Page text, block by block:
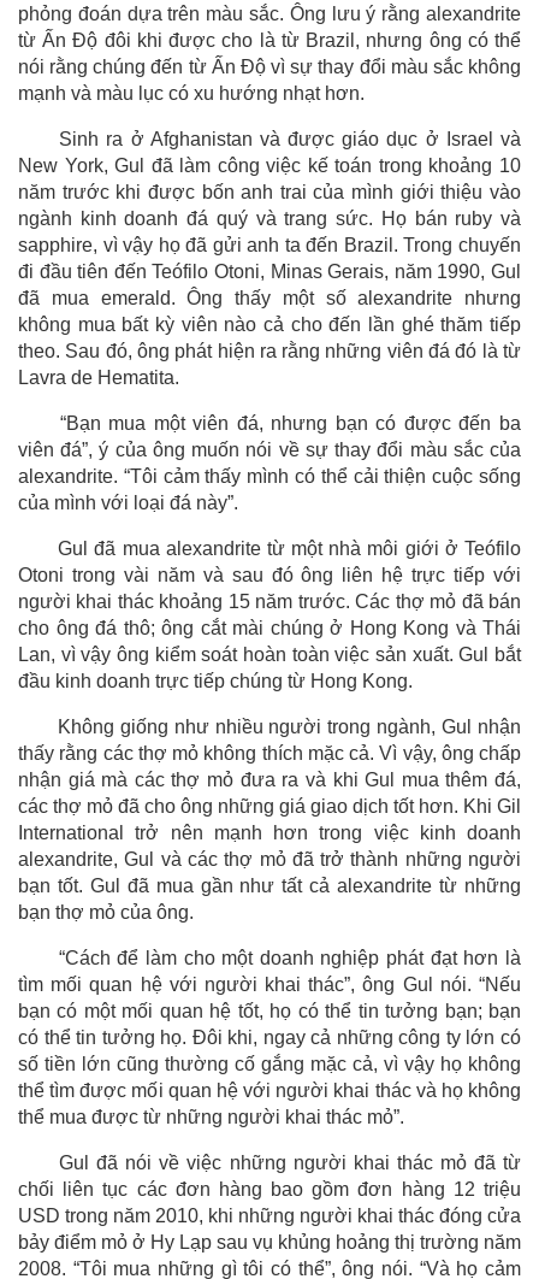
phỏng đoán dựa trên màu sắc. Ông lưu ý rằng alexandrite
từ Ấn Độ đôi khi được cho là từ Brazil, nhưng ông có thể
nói rằng chúng đến từ Ấn Độ vì sự thay đổi màu sắc không
mạnh và màu lục có xu hướng nhạt hơn.
Sinh ra ở Afghanistan và được giáo dục ở Israel và
New York, Gul đã làm công việc kế toán trong khoảng 10
năm trước khi được bốn anh trai của mình giới thiệu vào
ngành kinh doanh đá quý và trang sức. Họ bán ruby và
sapphire, vì vậy họ đã gửi anh ta đến Brazil. Trong chuyến
đi đầu tiên đến Teófilo Otoni, Minas Gerais, năm 1990, Gul
đã mua emerald. Ông thấy một số alexandrite nhưng
không mua bất kỳ viên nào cả cho đến lần ghé thăm tiếp
theo. Sau đó, ông phát hiện ra rằng những viên đá đó là từ
Lavra de Hematita.
“Bạn mua một viên đá, nhưng bạn có được đến ba
viên đá”, ý của ông muốn nói về sự thay đổi màu sắc của
alexandrite. “Tôi cảm thấy mình có thể cải thiện cuộc sống
của mình với loại đá này”.
Gul đã mua alexandrite từ một nhà môi giới ở Teófilo
Otoni trong vài năm và sau đó ông liên hệ trực tiếp với
người khai thác khoảng 15 năm trước. Các thợ mỏ đã bán
cho ông đá thô; ông cắt mài chúng ở Hong Kong và Thái
Lan, vì vậy ông kiểm soát hoàn toàn việc sản xuất. Gul bắt
đầu kinh doanh trực tiếp chúng từ Hong Kong.
Không giống như nhiều người trong ngành, Gul nhận
thấy rằng các thợ mỏ không thích mặc cả. Vì vậy, ông chấp
nhận giá mà các thợ mỏ đưa ra và khi Gul mua thêm đá,
các thợ mỏ đã cho ông những giá giao dịch tốt hơn. Khi Gil
International trở nên mạnh hơn trong việc kinh doanh
alexandrite, Gul và các thợ mỏ đã trở thành những người
bạn tốt. Gul đã mua gần như tất cả alexandrite từ những
bạn thợ mỏ của ông.
“Cách để làm cho một doanh nghiệp phát đạt hơn là
tìm mối quan hệ với người khai thác”, ông Gul nói. “Nếu
bạn có một mối quan hệ tốt, họ có thể tin tưởng bạn; bạn
có thể tin tưởng họ. Đôi khi, ngay cả những công ty lớn có
số tiền lớn cũng thường cố gắng mặc cả, vì vậy họ không
thể tìm được mối quan hệ với người khai thác và họ không
thể mua được từ những người khai thác mỏ”.
Gul đã nói về việc những người khai thác mỏ đã từ
chối liên tục các đơn hàng bao gồm đơn hàng 12 triệu
USD trong năm 2010, khi những người khai thác đóng cửa
bảy điểm mỏ ở Hy Lạp sau vụ khủng hoảng thị trường năm
2008. “Tôi mua những gì tôi có thể”, ông nói. “Và họ cảm